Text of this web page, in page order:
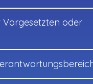
oder